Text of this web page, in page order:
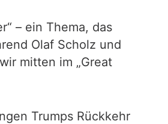
– ein Thema, das
Olaf Scholz und
mitten im „Great
Trumps Rückkehr